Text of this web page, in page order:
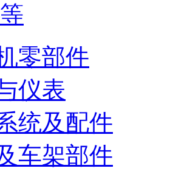
零部件
仪表
统及配件
车架部件